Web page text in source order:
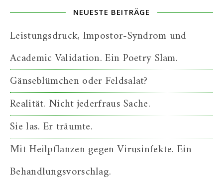
NEUESTE BEITRÄGE
Leistungsdruck, Impostor-Syndrom und
Academic Validation. Ein Poetry Slam.
Gänseblümchen oder Feldsalat?
Realität. Nicht jederfraus Sache.
Sie las. Er träumte.
Mit Heilpflanzen gegen Virusinfekte. Ein
Behandlungsvorschlag.